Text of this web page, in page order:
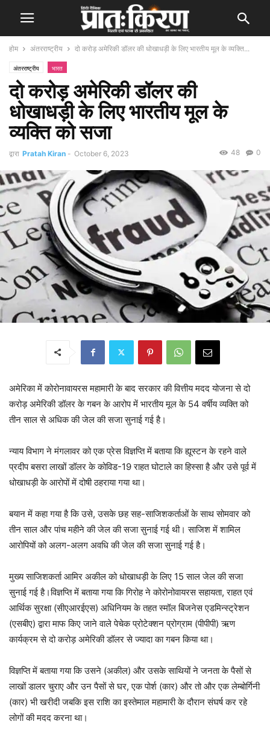
होम अंतरराष्ट्रीय दो करोड़ अमेरिकी डॉलर की धोखाधड़ी के लिए भारतीय मूल के व्यक्ति...
अंतरराष्ट्रीय भारत
दो करोड़ अमेरिकी डॉलर की
धोखाधड़ी के लिए भारतीय मूल के
व्यक्ति को सजा
द्वारा Pratah Kiran - October 6, 2023 0
48
अमेरिका में कोरोनावायरस महामारी के बाद सरकार की वित्तीय मदद योजना से दो
करोड़ अमेरिकी डॉलर के गबन के आरोप में भारतीय मूल के 54 वर्षीय व्यक्ति को
तीन साल से अधिक की जेल की सजा सुनाई गई है।
न्याय विभाग ने मंगलावर को एक प्रेस विज्ञप्ति में बताया कि ह्यूस्टन के रहने वाले
प्रदीप बसरा लाखों डॉलर के कोविड-19 राहत घोटाले का हिस्सा है और उसे पूर्व में
धोखाधड़ी के आरोपों में दोषी ठहराया गया था।
बयान में कहा गया है कि उसे, उसके छह सह-साजिशकर्ताओं के साथ सोमवार को
तीन साल और पांच महीने की जेल की सजा सुनाई गई थी। साजिश में शामिल
आरोपियों को अलग-अलग अवधि की जेल की सजा सुनाई गई है।
मुख्य साजिशकर्ता आमिर अकील को धोखाधड़ी के लिए 15 साल जेल की सजा
सुनाई गई है।विज्ञप्ति में बताया गया कि गिरोह ने कोरोनोवायरस सहायता, राहत एवं
आर्थिक सुरक्षा (सीएआरईएस) अधिनियम के तहत स्मॉल बिजनेस एडमिन्स्ट्रेशन
(एसबीए) द्वारा माफ किए जाने वाले पेचेक प्रोटेक्शन प्रोग्राम (पीपीपी) ऋण
कार्यक्रम से दो करोड़ अमेरिकी डॉलर से ज्यादा का गबन किया था।
विज्ञप्ति में बताया गया कि उसने (अकील) और उसके साथियों ने जनता के पैसों से
लाखों डालर चुराए और उन पैसों से घर, एक पोर्श (कार) और तो और एक लेम्बोर्गिनी
(कार) भी खरीदी जबकि इस राशि का इस्तेमाल महामारी के दौरान संघर्ष कर रहे
लोगों की मदद करना था।